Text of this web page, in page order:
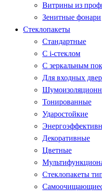
Витрины из
Зенитные фонари
Стеклопакеты
Стандартные
С i-стеклом
С зеркальным
Для входных
Тонированные
Ударостойкие
Декоративные
Цветные
Стеклопакеты